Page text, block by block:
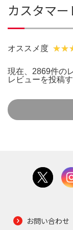
カスタマ
オススメ度
現在、2869件の
レビューを投稿
お問い合わせ